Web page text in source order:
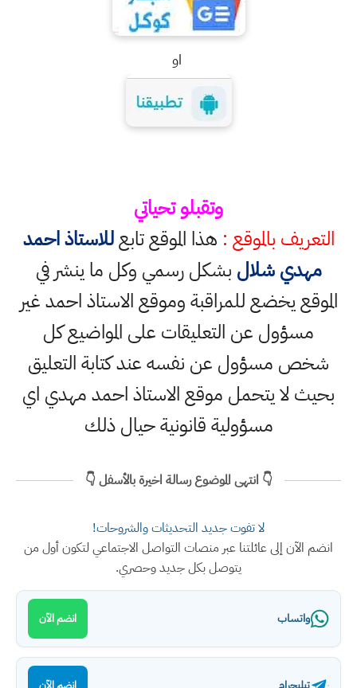
او
وتقبلو تحياتي
التعريف بالموقع : هذا الموقع تابعللاستاذ احمد
مهدي شلال بشكل رسمي وكل ما ينشر في
الموقع يخضع للمراقبة وموقع الاستاذ احمد غير
مسؤول عن التعليقات على المواضيع كل
شخص مسؤول عن نفسه عند كتابة التعليق
بحيث لا يتحمل موقع الاستاذ احمد مهدي اي
مسؤولية قانونية حيال ذلك
👇 انتهى الموضوع رسالة اخيرة بالأسفل 👇
لا تفوت جديد التحديثات والشروحات!
انضم الآن إلى عائلتنا عبر منصات التواصل الاجتماعي لتكون أول من
يتوصل بكل جديد وحصري.
واتساب انضم الآن